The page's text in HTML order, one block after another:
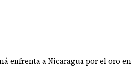
a Nicaragua por el oro en el